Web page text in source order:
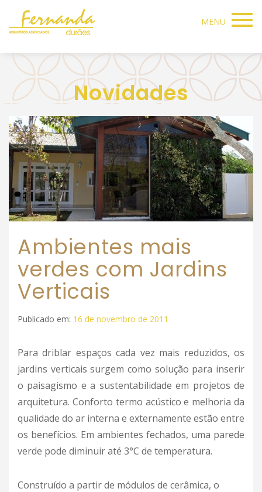
MENU
Novidades
Ambientes mais
verdes com Jardins
Verticais
Publicado em: 16 de novembro de 2011
Para driblar espaços cada vez mais reduzidos, os
jardins verticais surgem como solução para inserir
o paisagismo e a sustentabilidade em projetos de
arquitetura. Conforto termo acústico e melhoria da
qualidade do ar interna e externamente estão entre
os benefícios. Em ambientes fechados, uma parede
verde pode diminuir até 3°C de temperatura.
Construído a partir de módulos de cerâmica, o